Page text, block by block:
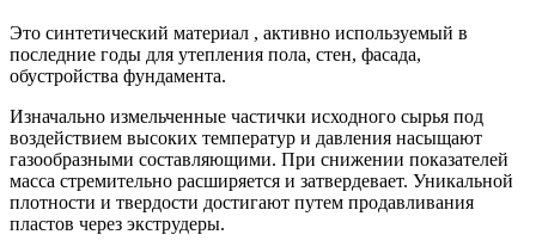
Это синтетический материал , активно используемый в
последние годы для утепления пола, стен, фасада,
обустройства фундамента.
Изначально измельченные частички исходного сырья под
воздействием высоких температур и давления насыщают
газообразными составляющими. При снижении показателей
масса стремительно расширяется и затвердевает. Уникальной
плотности и твердости достигают путем продавливания
пластов через экструдеры.